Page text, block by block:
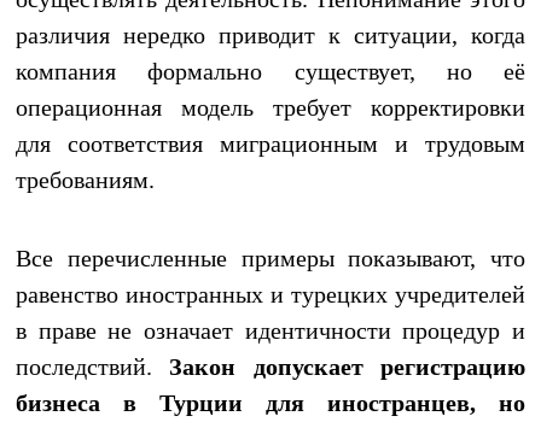
различия нередко приводит к ситуации, когда
компания формально существует, но её
операционная модель требует корректировки
для соответствия миграционным и трудовым
требованиям.
Все перечисленные примеры показывают, что
равенство иностранных и турецких учредителей
в праве не означает идентичности процедур и
последствий. Закон допускает регистрацию
бизнеса в Турции для иностранцев, но